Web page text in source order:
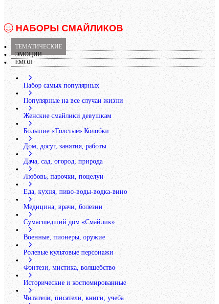
НАБОРЫ СМАЙЛИКОВ
ТЕМАТИЧЕСКИЕ
ЭМОЦИИ
EMOJI
Набор самых популярных
Популярные на все случаи жизни
Женские смайлики девушкам
Большие «Толстые» Колобки
Дом, досуг, занятия, работы
Дача, сад, огород, природа
Любовь, парочки, поцелуи
Еда, кухня, пиво-воды-водка-вино
Медицина, врачи, болезни
Сумасшедший дом «Смайлик»
Военные, пионеры, оружие
Ролевые культовые персонажи
Фэнтези, мистика, волшебство
Исторические и костюмированные
Читатели, писатели, книги, учеба